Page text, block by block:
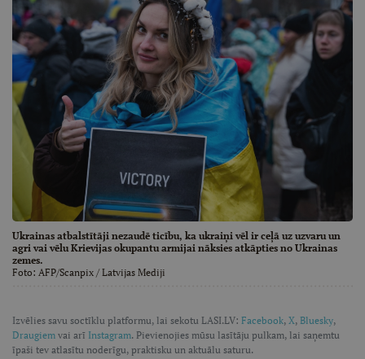
Ukrainas atbalstītāji nezaudē ticību, ka ukraiņi vēl ir ceļā uz uzvaru un
agri vai vēlu Krievijas okupantu armijai nāksies atkāpties no Ukrainas
zemes.
Foto: AFP/Scanpix / Latvijas Mediji
Izvēlies savu soctīklu platformu, lai sekotu LASI.LV: Facebook, X, Bluesky,
Draugiem vai arī Instagram. Pievienojies mūsu lasītāju pulkam, lai saņemtu
īpaši tev atlasītu noderīgu, praktisku un aktuālu saturu.